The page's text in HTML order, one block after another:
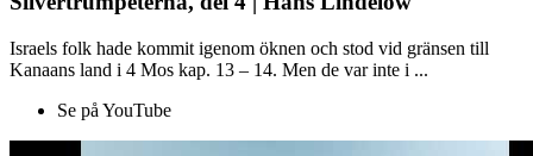
Israels folk hade kommit igenom öknen och stod vid gränsen till
Kanaans land i 4 Mos kap. 13 – 14. Men de var inte i ...
Se på YouTube